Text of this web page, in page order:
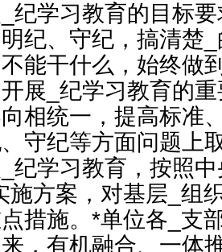
纪学习教育的目标
纪、守纪，搞清楚
能干什么，始终做
展_纪学习教育的
相统一，提高标准
守纪等方面问题上
纪学习教育，按照
施方案，对基层_组
措施。*单位各_支
，有机融合、一体